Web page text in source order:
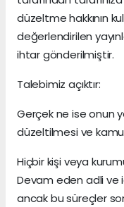
düzeltme hakkının
değerlendirilen
ihtar gönderilmiştir.
Talebimiz açıktır:
Gerçek ne ise onun
düzeltilmesi ve
Hiçbir kişi veya
Devam eden adli ve
ancak bu süreçler